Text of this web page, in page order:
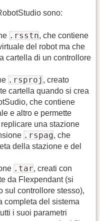
sono:
.rsstn, che contiene
del robot ma che
cartella di un controllore
.rsproj , creato
cartella quando si crea
che contiene
e altro e permette
una stazione
.rspag, che
della stazione e del
.tar, creati con
da Flexpendant (si
sul controllore stesso),
completa del sistema
i suoi parametri